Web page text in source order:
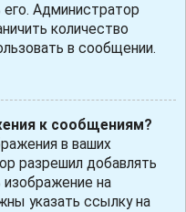
Администратор
количество
в сообщении.
к сообщениям?
в ваших
разрешил добавлять
на
указать ссылку на